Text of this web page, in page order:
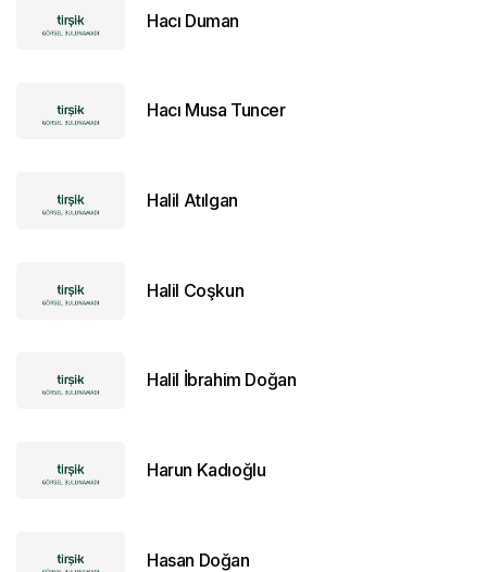
Hacı Duman
Hacı Musa Tuncer
Halil Atılgan
Halil Coşkun
Halil İbrahim Doğan
Harun Kadıoğlu
Hasan Doğan